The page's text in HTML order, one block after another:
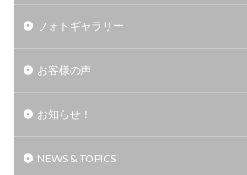
フォトギャラリー
お客様の声
お知らせ！
NEWS & TOPICS